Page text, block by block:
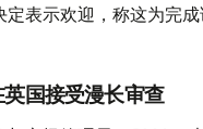
定表示欢迎，称这为完
国接受漫长审查